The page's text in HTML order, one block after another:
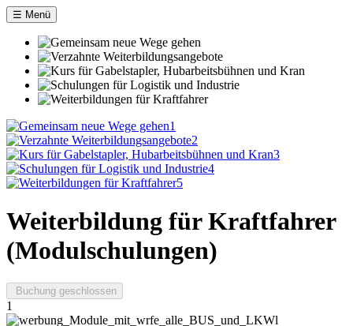
☰ Menü
1
2
3
4
5
Weiterbildung für Kraftfahrer
(Modulschulungen)
Buchung geschlossen
1
Jahr
Monat
Jahr
Monat